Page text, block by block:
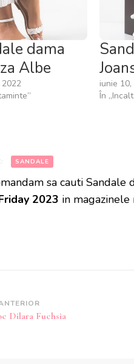
dama
Albe
2022
iunie
În
SANDALE
sa cauti
2023 in magazinele
Dilara Fuchsia